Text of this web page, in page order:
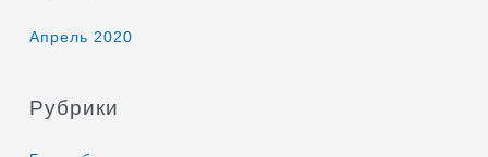
Апрель 2020
Рубрики